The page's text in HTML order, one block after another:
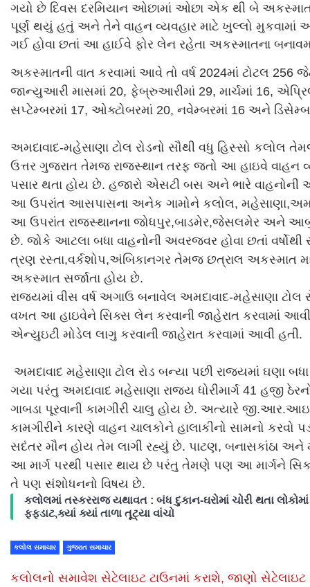
ગયો છે દિવસ દરમિયાન ઓછામાં ઓછા એક થી બે અકસ્માત
પૂર્ણ થયું હતું અને તેને વાહન વ્યવહાર માટે ખુલ્લો મુકવામાં
ગઈ હોવા છતાં આ હાઈવે ફોર લેન રહેતા અકસ્માતના બનાવમાં
અકસ્માતની વાત કરવામાં આવે તો વર્ષ 2024માં ટોટલ
જાન્યુઆરી માસમાં 20, ફેબ્રુઆરીમાં 29, માર્ચમાં 16,
સપ્ટેમ્બરમાં 17, ઓક્ટોબરમાં 20, નવેમ્બરમાં 16 અને
અમદાવાદ-મહેસાણા ટોલ રોડનો સૌથી વધુ હિસ્સો કલોલ
ઉત્તર ગુજરાત તેમજ રાજસ્થાન તરફ જતો આ હાઇવે વાહન
પસાર થતા હોય છે. હજારો એસટી બસ અને ભારે વાહનોની
આ ઉપરાંત આસપાસના અનેક ગામોને કલોલ,
આ ઉપરાંત રાજસ્થાનના જોધપુર,બાડમેર,જેસલમેર અને આબુ
છે. જોકે આટલા બધા વાહનોની અવરજવર હોવા છતાં
ત્રણ રસ્તા,વર્કશોપ,અંબિકાનગર તેમજ છત્રાલ અકસ્માત
અકસ્માત સર્જાતા હોય છે.
રાજ્યમાં વીસ વર્ષ અગાઉ બનાવેલ અમદાવાદ-મહેસાણા
વખત આ હાઇવેને સિક્સ લેન કરવાની જાહેરાત કરવામાં
એન્યુઇટી મોડેલ લાગુ કરવાની જાહેરાત કરવામાં આવી હતી.
અમદાવાદ મહેસાણા ટોલ રોડ બન્યા પછી રાજ્યમાં ઘણા
ગયા પરંતુ અમદાવાદ મહેસાણા રાજ્ય ધોરીમાર્ગ 41 હજી
ગાબડા પૂરવાની કામગીરી ચાલુ હોય છે. અત્યારે
કામગીરીને કારણે વાહન ચાલકોને હાલાકીનો સામનો
સદંતર મૌન હોય તેમ લાગી રહ્યું છે. પાટણ, બનાસકાંઠા અને
આ માર્ગ પરથી પસાર થાય છે પરંતુ તેમણે પણ આ માર્ગને
તે પણ સંશોધનનો વિષય છે.
કલોલમાં તસ્કરરાજ યથાવત : બંધ દુકાન-ઘરોમાં ચોરી થતા લોકોમાં
ફફડાટ,ક્યાં ક્યાં તાળા તૂટ્યા વાંચો
કલોલ સમાચાર ગુજરાત સમાચાર
કલોલનો સમાવેશ સેટેલાઇટ ટાઉનમાં કરાશે, જાણો સેટેલાઇટ